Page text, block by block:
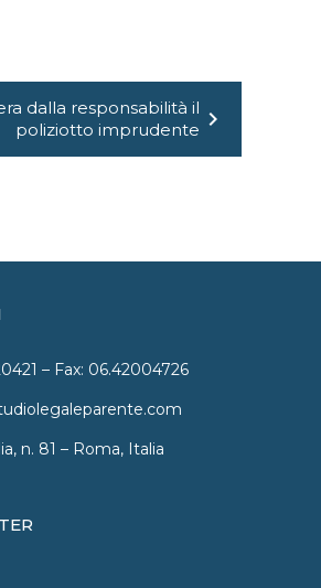
dalla responsabilità il
poliziotto imprudente chevron_right
– Fax: 06.42004726
n. 81 – Roma, Italia